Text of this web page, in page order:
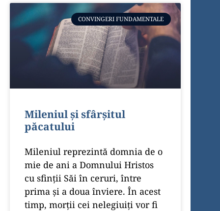
CONVINGERI FUNDAMENTALE
Mileniul și sfârșitul
păcatului
Mileniul reprezintă domnia de o
mie de ani a Domnului Hristos
cu sfinţii Săi în ceruri, între
prima şi a doua înviere. În acest
timp, morţii cei nelegiuiţi vor fi